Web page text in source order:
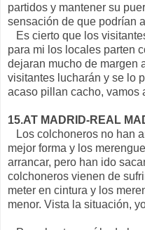
partidos y mantener su
sensación de que podrían
Es cierto que los
para mi los locales parten
dejaran mucho de margen
visitantes lucharán y se lo
acaso pillan cacho, vamos
15.AT MADRID-REAL
Los colchoneros no han
mejor forma y los
arrancar, pero han ido
colchoneros vienen de
meter en cintura y los
menor. Vista la situación,